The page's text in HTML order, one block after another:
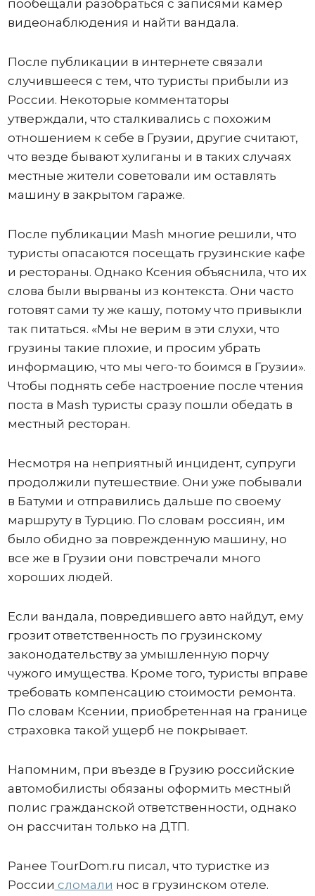
пообещали разобраться с записями камер
видеонаблюдения и найти вандала.
После публикации в интернете связали
случившееся с тем, что туристы прибыли из
России. Некоторые комментаторы
утверждали, что сталкивались с похожим
отношением к себе в Грузии, другие считают,
что везде бывают хулиганы и в таких случаях
местные жители советовали им оставлять
машину в закрытом гараже.
После публикации Mash многие решили, что
туристы опасаются посещать грузинские кафе
и рестораны. Однако Ксения объяснила, что их
слова были вырваны из контекста. Они часто
готовят сами ту же кашу, потому что привыкли
так питаться. «Мы не верим в эти слухи, что
грузины такие плохие, и просим убрать
информацию, что мы чего-то боимся в Грузии».
Чтобы поднять себе настроение после чтения
поста в Mash туристы сразу пошли обедать в
местный ресторан.
Несмотря на неприятный инцидент, супруги
продолжили путешествие. Они уже побывали
в Батуми и отправились дальше по своему
маршруту в Турцию. По словам россиян, им
было обидно за поврежденную машину, но
все же в Грузии они повстречали много
хороших людей.
Если вандала, повредившего авто найдут, ему
грозит ответственность по грузинскому
законодательству за умышленную порчу
чужого имущества. Кроме того, туристы вправе
требовать компенсацию стоимости ремонта.
По словам Ксении, приобретенная на границе
страховка такой ущерб не покрывает.
Напомним, при въезде в Грузию российские
автомобилисты обязаны оформить местный
полис гражданской ответственности, однако
он рассчитан только на ДТП.
Ранее TourDom.ru писал, что туристке из
России сломали нос в грузинском отеле.